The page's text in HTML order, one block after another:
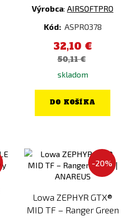
Výrobca: AIRSOFTPRO
Kód: ASPRO378
32,10 €
50,11 €
skladom
DO KOŠÍKA
-20%
Lowa ZEPHYR GTX®
MID TF – Ranger Green